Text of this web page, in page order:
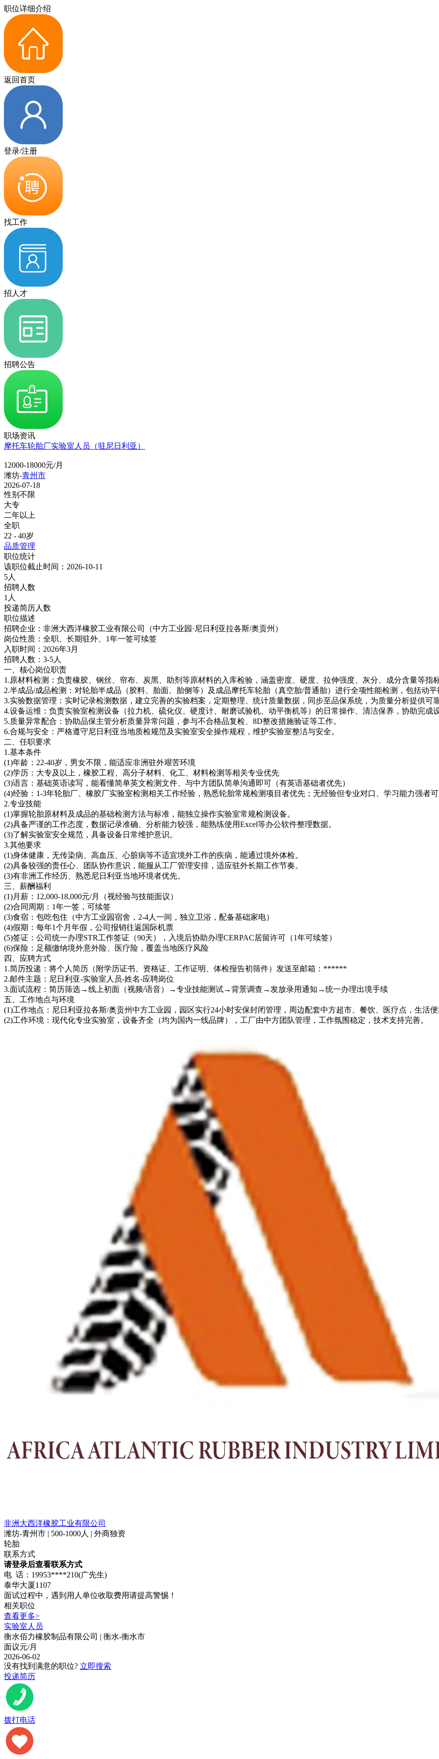
职位详细介绍
返回首页
登录/注册
找工作
招人才
招聘公告
职场资讯
摩托车轮胎厂实验室人员（驻尼日利亚）
12000-18000元/月
潍坊-青州市
2026-07-18
性别不限
大专
二年以上
全职
22 - 40岁
品质管理
职位统计
该职位截止时间：2026-10-11
5人
招聘人数
1人
投递简历人数
职位描述
招聘企业：非洲大西洋橡胶工业有限公司（中方工业园·尼日利亚拉各斯/奥贡州）
岗位性质：全职、长期驻外、1年一签可续签
入职时间：2026年3月
招聘人数：3-5人
一、核心岗位职责
1.原材料检测：负责橡胶、钢丝、帘布、炭黑、助剂等原材料的入库检验，涵盖密度、硬度、拉伸强度、灰分、成分含量等指
2.半成品/成品检测：对轮胎半成品（胶料、胎面、胎侧等）及成品摩托车轮胎（真空胎/普通胎）进行全项性能检测，包括动
3.实验数据管理：实时记录检测数据，建立完善的实验档案，定期整理、统计质量数据，同步至品保系统，为质量分析提供可
4.设备运维：负责实验室检测设备（拉力机、硫化仪、硬度计、耐磨试验机、动平衡机等）的日常操作、清洁保养，协助完成
5.质量异常配合：协助品保主管分析质量异常问题，参与不合格品复检、8D整改措施验证等工作。
6.合规与安全：严格遵守尼日利亚当地质检规范及实验室安全操作规程，维护实验室整洁与安全。
二、任职要求
1.基本条件
(1)年龄：22-40岁，男女不限，能适应非洲驻外艰苦环境
(2)学历：大专及以上，橡胶工程、高分子材料、化工、材料检测等相关专业优先
(3)语言：基础英语读写，能看懂简单英文检测文件、与中方团队简单沟通即可（有英语基础者优先）
(4)经验：1-3年轮胎厂、橡胶厂实验室检测相关工作经验，熟悉轮胎常规检测项目者优先；无经验但专业对口、学习能力强者
2.专业技能
(1)掌握轮胎原材料及成品的基础检测方法与标准，能独立操作实验室常规检测设备。
(2)具备严谨的工作态度，数据记录准确、分析能力较强，能熟练使用Excel等办公软件整理数据。
(3)了解实验室安全规范，具备设备日常维护意识。
3.其他要求
(1)身体健康，无传染病、高血压、心脏病等不适宜境外工作的疾病，能通过境外体检。
(2)具备较强的责任心、团队协作意识，能服从工厂管理安排，适应驻外长期工作节奏。
(3)有非洲工作经历、熟悉尼日利亚当地环境者优先。
三、薪酬福利
(1)月薪：12,000-18,000元/月（视经验与技能面议）
(2)合同周期：1年一签，可续签
(3)食宿：包吃包住（中方工业园宿舍，2-4人一间，独立卫浴，配备基础家电）
(4)假期：每年1个月年假，公司报销往返国际机票
(5)签证：公司统一办理STR工作签证（90天），入境后协助办理CERPAC居留许可（1年可续签）
(6)保险：足额缴纳境外意外险、医疗险，覆盖当地医疗风险
四、应聘方式
1.简历投递：将个人简历（附学历证书、资格证、工作证明、体检报告初筛件）发送至邮箱：******
2.邮件主题：尼日利亚-实验室人员-姓名-应聘岗位
3.面试流程：简历筛选→线上初面（视频/语音）→专业技能测试→背景调查→发放录用通知→统一办理出境手续
五、工作地点与环境
(1)工作地点：尼日利亚拉各斯/奥贡州中方工业园，园区实行24小时安保封闭管理，周边配套中方超市、餐饮、医疗点，生活
(2)工作环境：现代化专业实验室，设备齐全（均为国内一线品牌），工厂由中方团队管理，工作氛围稳定，技术支持完善。
非洲大西洋橡胶工业有限公司
潍坊-青州市 | 500-1000人 | 外商独资
轮胎
联系方式
请登录后查看联系方式
电 话：19953****210(广先生)
泰华大厦1107
面试过程中，遇到用人单位收取费用请提高警惕！
相关职位
查看更多>
实验室人员
衡水佰力橡胶制品有限公司 | 衡水-衡水市
面议元/月
2026-06-02
没有找到满意的职位? 立即搜索
投递简历
拨打电话